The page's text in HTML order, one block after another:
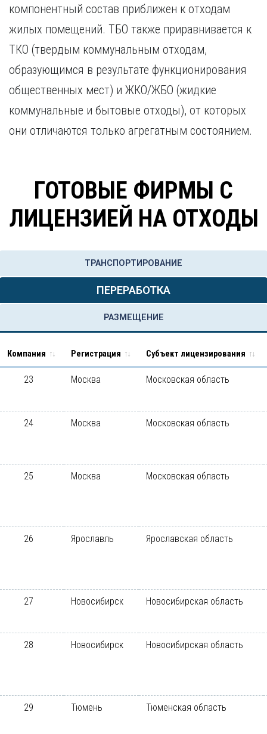
Мурманск
Н
Набережные Челны
Нижний Новгород
Нижний Тагил
Новокузнецк
Я
Ярославль
компонентный состав приближен к отходам
жилых помещений. ТБО также приравнивается к
ТКО (твердым коммунальным отходам,
образующимся в результате функционирования
общественных мест) и ЖКО/ЖБО (жидкие
коммунальные и бытовые отходы), от которых
они отличаются только агрегатным состоянием.
ГОТОВЫЕ ФИРМЫ С
ЛИЦЕНЗИЕЙ НА ОТХОДЫ
ТРАНСПОРТИРОВАНИЕ
ПЕРЕРАБОТКА
РАЗМЕЩЕНИЕ
Компания Регистрация Субъект лицензирования
23 Москва Московская область
24 Москва Московская область
25 Москва Московская область
26 Ярославль Ярославская область
27 Новосибирск Новосибирская область
28 Новосибирск Новосибирская область
29 Тюмень Тюменская область